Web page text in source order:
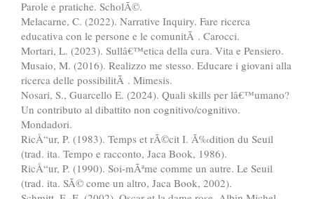
Parole e pratiche. ScholÃ©.
Melacarne, C. (2022). Narrative Inquiry. Fare ricerca
educativa con le persone e le comunitÃ . Carocci.
Mortari, L. (2023). Sullâ€™etica della cura. Vita e Pensiero.
Musaio, M. (2016). Realizzo me stesso. Educare i giovani alla
ricerca delle possibilitÃ . Mimesis.
Nosari, S., Guarcello E. (2024). Quali skills per lâ€™umano?
Un contributo al dibattito non cognitivo/cognitivo.
Mondadori.
RicÅ“ur, P. (1983). Temps et rÃ©cit I. Ã‰dition du Seuil
(trad. ita. Tempo e racconto, Jaca Book, 1986).
RicÅ“ur, P. (1990). Soi-mÃªme comme un autre. Le Seuil
(trad. ita. SÃ© come un altro, Jaca Book, 2002).